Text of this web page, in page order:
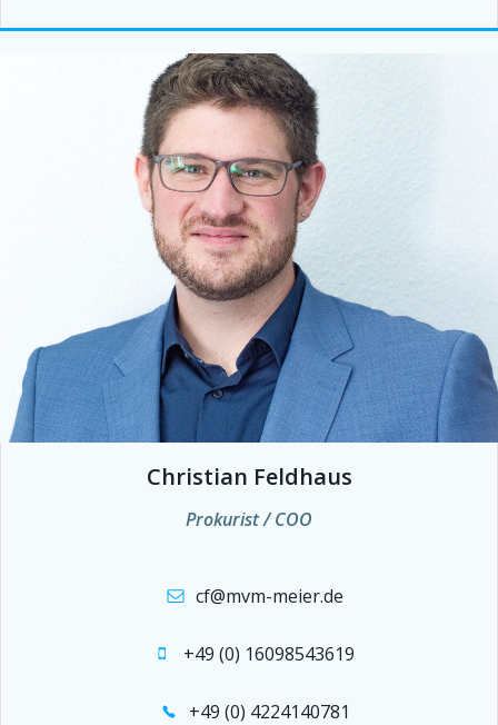
Christian Feldhaus
Prokurist / COO
cf@mvm-meier.de
+49 (0) 16098543619
+49 (0) 4224140781